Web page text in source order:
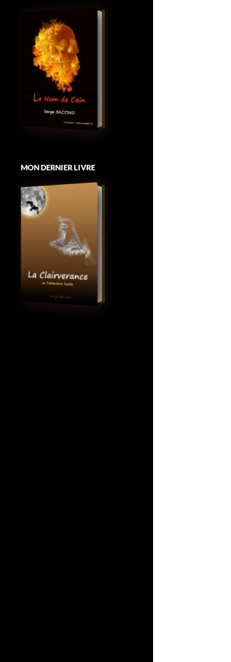
MON DERNIER LIVRE